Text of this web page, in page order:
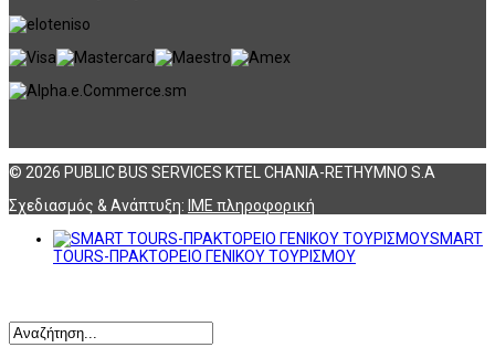
© 2026 PUBLIC BUS SERVICES KTEL CHANIA-RETHYMNO S.A
Σχεδιασμός & Ανάπτυξη: ΙΜΕ πληροφορική
SMART
TOURS-ΠΡΑΚΤΟΡΕΙΟ ΓΕΝΙΚΟΥ ΤΟΥΡΙΣΜΟΥ